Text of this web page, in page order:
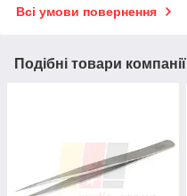
Всі умови повернення
Подібні товари компанії